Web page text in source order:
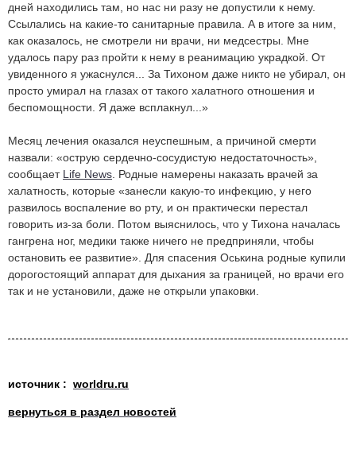
дней находились там, но нас ни разу не допустили к нему.
Ссылались на какие-то санитарные правила. А в итоге за ним,
как оказалось, не смотрели ни врачи, ни медсестры. Мне
удалось пару раз пройти к нему в реанимацию украдкой. От
увиденного я ужаснулся... За Тихоном даже никто не убирал, он
просто умирал на глазах от такого халатного отношения и
беспомощности. Я даже всплакнул...»
Месяц лечения оказался неуспешным, а причиной смерти
назвали: «острую сердечно-сосудистую недостаточность»,
сообщает Life News . Родные намерены наказать врачей за
халатность, которые «занесли какую-то инфекцию, у него
развилось воспаление во рту, и он практически перестал
говорить из-за боли. Потом выяснилось, что у Тихона началась
гангрена ног, медики также ничего не предприняли, чтобы
остановить ее развитие». Для спасения Оськина родные купили
дорогостоящий аппарат для дыхания за границей, но врачи его
так и не установили, даже не открыли упаковки.
источник : worldru.ru
вернуться в раздел новостей